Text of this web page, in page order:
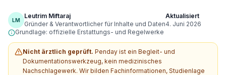
LM
Leutrim Miftaraj
Gründer & Verantwortlicher für Inhalte und Daten
Aktualisiert
4. Juni 2026
Grundlage: offizielle Erstattungs- und Regelwerke
Nicht ärztlich geprüft. Penday ist ein Begleit- und
Dokumentationswerkzeug, kein medizinisches
Nachschlagewerk. Wir bilden Fachinformationen, Studienlage